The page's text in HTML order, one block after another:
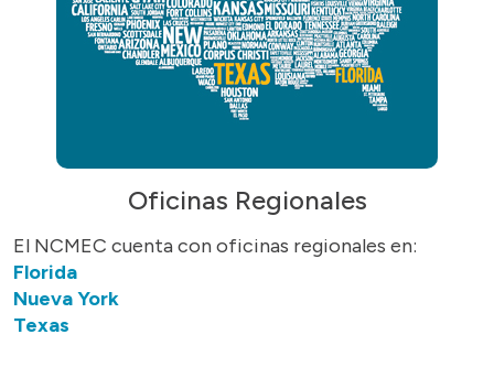
Oficinas Regionales
El NCMEC cuenta con oficinas regionales en:
Florida
Nueva York
Texas